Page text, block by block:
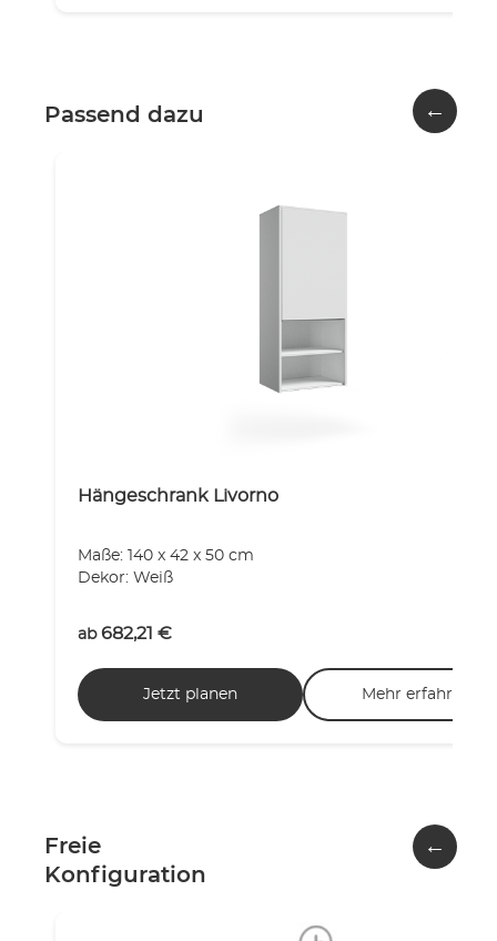
Passend dazu
Hängeschrank Livorno
Maße: 140 x 42 x 50 cm
Dekor: Weiß
ab 682,21 €
Jetzt planen Mehr erfahren
←
Freie
Konfiguration
←